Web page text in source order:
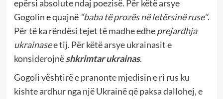
epërsi absolute ndaj poezisë. Për këtë arsye
Gogolin e quajnë “baba të prozës në letërsinë ruse”.
Për të ka rëndësi tejet të madhe edheprejardhja
ukrainasee tij. Për këtë arsye ukrainasit e
konsiderojnëshkrimtar ukrainas.
Gogoli vështirë e pranonte mjedisin e ri rus ku
kishte ardhur nga një Ukrainë që paksa dallohej, e